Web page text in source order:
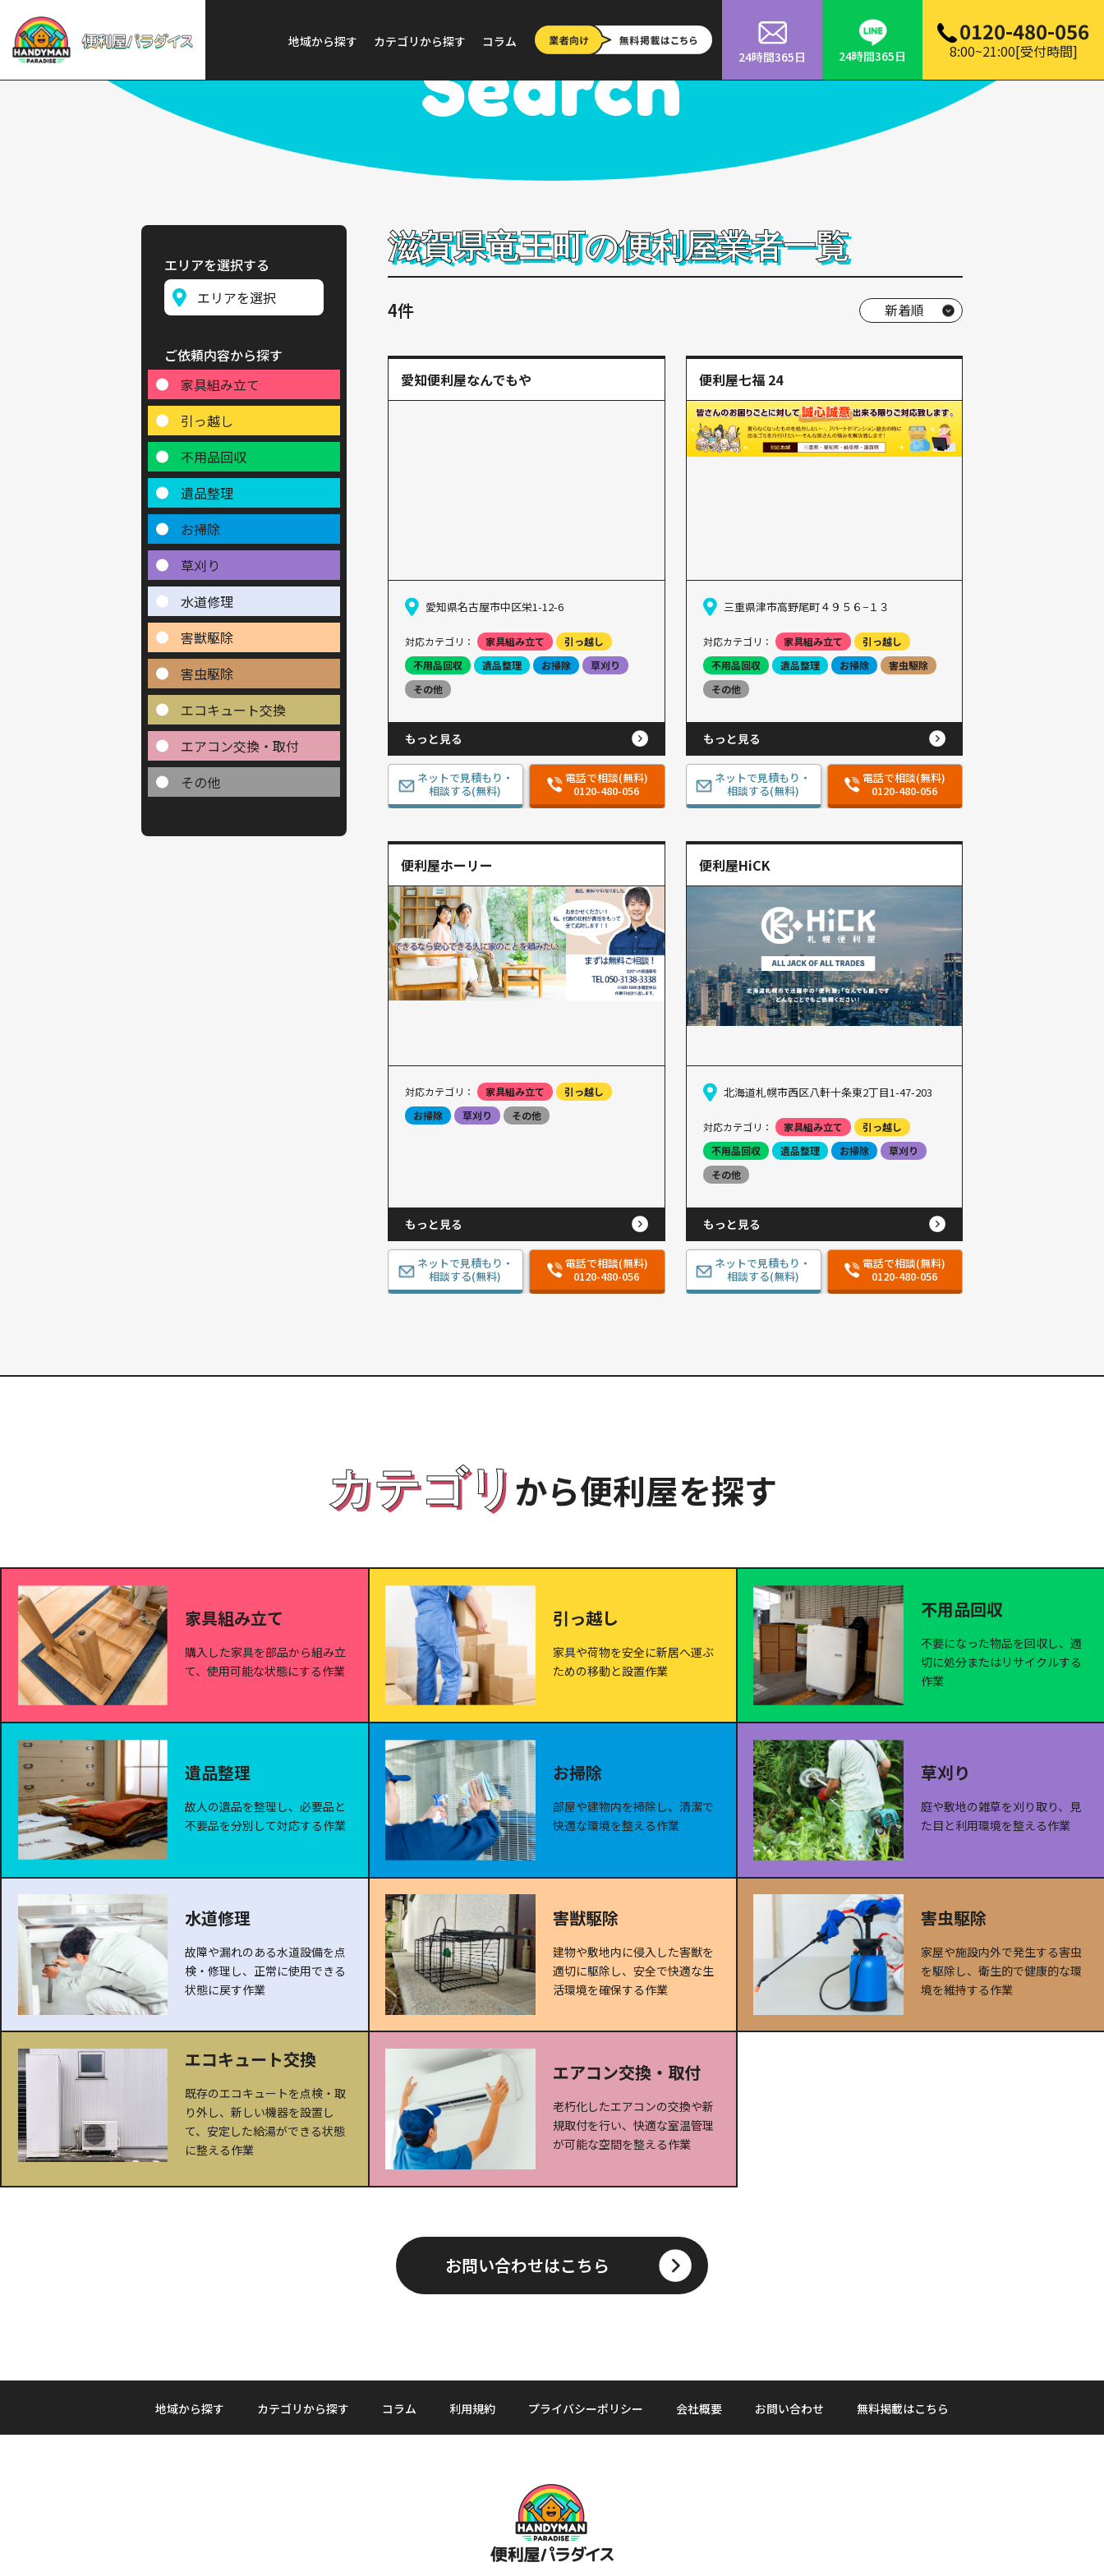
地域から探す カテゴリから探す
コラム
24時間365日
24時間365日
0120-480-056
8:00~21:00[受付時間]
Search
滋賀県竜王町の便利屋業者一覧
4件
愛知便利屋なんでもや
愛知県名古屋市中区栄1-12-6
対応カテゴリ： 家具組み立て
引っ越し
不用品回収
遺品整理 お掃除
草刈り
その他
もっと見る
ネットで見積もり・
相談する(無料)
電話で相談(無料)
0120-480-056
便利屋七福 24
三重県津市高野尾町４９５６−１３
対応カテゴリ： 家具組み立て
引っ越し
不用品回収
遺品整理 お掃除
害虫駆除
その他
もっと見る
ネットで見積もり・
相談する(無料)
電話で相談(無料)
0120-480-056
便利屋ホーリー
対応カテゴリ： 家具組み立て
引っ越し
お掃除
草刈り その他
もっと見る
ネットで見積もり・
相談する(無料)
電話で相談(無料)
0120-480-056
便利屋HiCK
北海道札幌市西区八軒十条東2丁目1-47-203
対応カテゴリ： 家具組み立て
引っ越し
不用品回収
遺品整理 お掃除
草刈り
その他
もっと見る
ネットで見積もり・
相談する(無料)
電話で相談(無料)
0120-480-056
エリアを選択する
ご依頼内容から探す
家具組み立て
引っ越し
不用品回収
遺品整理
お掃除
草刈り
水道修理
害獣駆除
害虫駆除
エコキュート交換
エアコン交換・取付
その他
カテゴリから便利屋を探す
家具組み立て
購入した家具を部品から組み立
て、使用可能な状態にする作業
引っ越し
家具や荷物を安全に新居へ運ぶ
ための移動と設置作業
不用品回収
不要になった物品を回収し、適
切に処分またはリサイクルする
作業
遺品整理
故人の遺品を整理し、必要品と
不要品を分別して対応する作業
お掃除
部屋や建物内を掃除し、清潔で
快適な環境を整える作業
草刈り
庭や敷地の雑草を刈り取り、見
た目と利用環境を整える作業
水道修理
故障や漏れのある水道設備を点
検・修理し、正常に使用できる
状態に戻す作業
害獣駆除
建物や敷地内に侵入した害獣を
適切に駆除し、安全で快適な生
活環境を確保する作業
害虫駆除
家屋や施設内外で発生する害虫
を駆除し、衛生的で健康的な環
境を維持する作業
エコキュート交換
既存のエコキュートを点検・取
り外し、新しい機器を設置し
て、安定した給湯ができる状態
に整える作業
エアコン交換・取付
老朽化したエアコンの交換や新
規取付を行い、快適な室温管理
が可能な空間を整える作業
お問い合わせはこちら
地域から探す カテゴリから探す コラム 利用規約 プライバシーポリシー 会社概要 お問い合わせ 無料掲載はこちら